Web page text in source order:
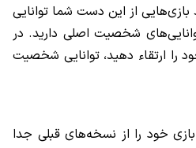
بازی‌هایی از این دست شما توانایی
شخصیت اصلی دارید. در
را ارتقاء دهید، توانایی شخصیت
خود را از نسخه‌های قبلی جدا